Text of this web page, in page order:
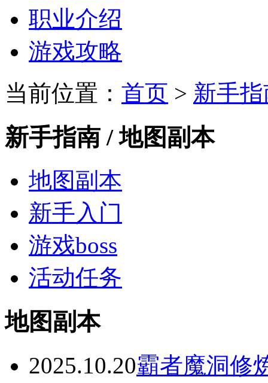
职业介绍
游戏攻略
当前位置： 首页 > 新手
新手指南 / 地图副本
地图副本
新手入门
游戏boss
活动任务
地图副本
2025.10.20霸者魔洞修